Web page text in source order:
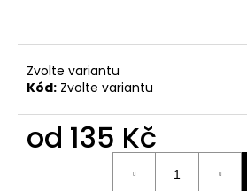
Zvolte variantu
Kód: Zvolte variantu
od 135 Kč
D